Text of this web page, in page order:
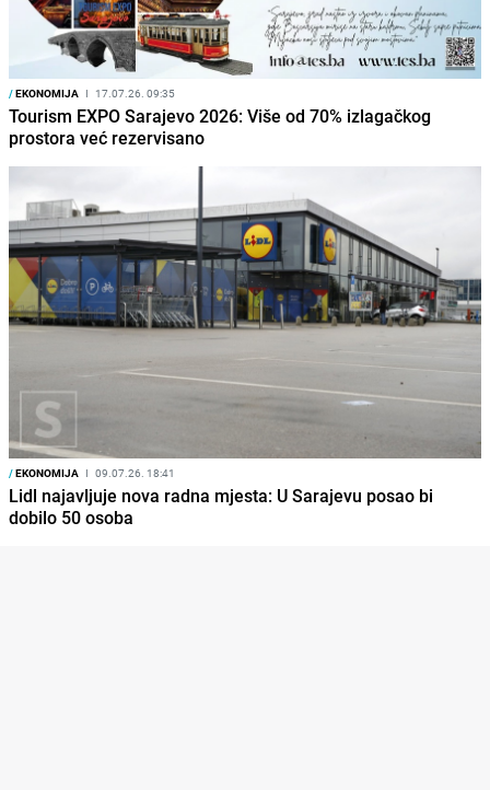
/EKONOMIJA I 17.07.26. 09:35
Tourism EXPO Sarajevo 2026: Više od 70% izlagačkog
prostora već rezervisano
/EKONOMIJA I 09.07.26. 18:41
Lidl najavljuje nova radna mjesta: U Sarajevu posao bi
dobilo 50 osoba